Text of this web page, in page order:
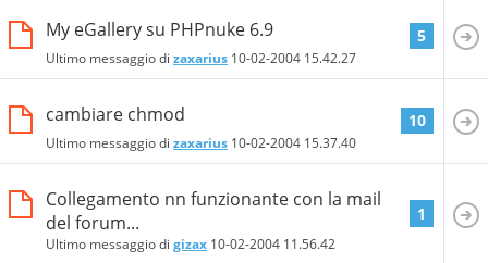
My eGallery su PHPnuke 6.9
Ultimo messaggio di zaxarius 10-02-2004 15.42.27
5
cambiare chmod
Ultimo messaggio di zaxarius 10-02-2004 15.37.40
10
Collegamento nn funzionante con la mail
del forum...
Ultimo messaggio di gizax 10-02-2004 11.56.42
1